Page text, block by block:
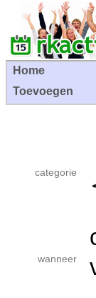
Home
Toevoegen
categorie
wanneer